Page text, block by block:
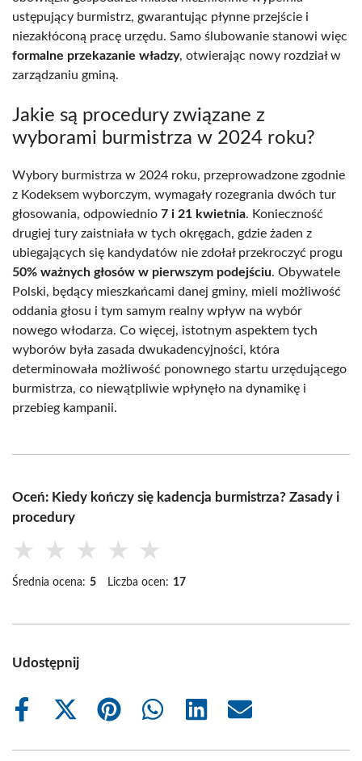
ustępujący burmistrz, gwarantując płynne przejście i
niezakłóconą pracę urzędu. Samo ślubowanie stanowi więc
formalne przekazanie władzy, otwierając nowy rozdział w
zarządzaniu gminą.
Jakie są procedury związane z
wyborami burmistrza w 2024 roku?
Wybory burmistrza w 2024 roku, przeprowadzone zgodnie
z Kodeksem wyborczym, wymagały rozegrania dwóch tur
głosowania, odpowiednio 7 i 21 kwietnia. Konieczność
drugiej tury zaistniała w tych okręgach, gdzie żaden z
ubiegających się kandydatów nie zdołał przekroczyć progu
50% ważnych głosów w pierwszym podejściu. Obywatele
Polski, będący mieszkańcami danej gminy, mieli możliwość
oddania głosu i tym samym realny wpływ na wybór
nowego włodarza. Co więcej, istotnym aspektem tych
wyborów była zasada dwukadencyjności, która
determinowała możliwość ponownego startu urzędującego
burmistrza, co niewątpliwie wpłynęło na dynamikę i
przebieg kampanii.
Oceń: Kiedy kończy się kadencja burmistrza? Zasady i
procedury
★ ★ ★ ★ ★
Średnia ocena: 5 Liczba ocen: 17
Udostępnij
Share
Share
(Twitter)
Share
Share
Share
Share